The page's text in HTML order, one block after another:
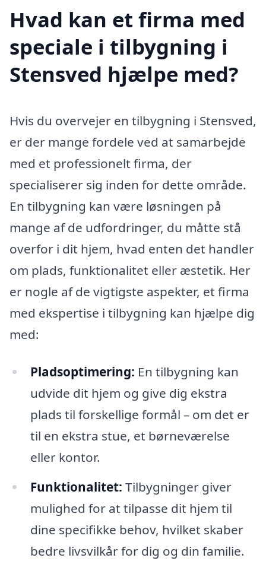
Hvad kan et firma med
speciale i tilbygning i
Stensved hjælpe med?
Hvis du overvejer en tilbygning i Stensved,
er der mange fordele ved at samarbejde
med et professionelt firma, der
specialiserer sig inden for dette område.
En tilbygning kan være løsningen på
mange af de udfordringer, du måtte stå
overfor i dit hjem, hvad enten det handler
om plads, funktionalitet eller æstetik. Her
er nogle af de vigtigste aspekter, et firma
med ekspertise i tilbygning kan hjælpe dig
med:
Pladsoptimering: En tilbygning kan
udvide dit hjem og give dig ekstra
plads til forskellige formål – om det er
til en ekstra stue, et børneværelse
eller kontor.
Funktionalitet: Tilbygninger giver
mulighed for at tilpasse dit hjem til
dine specifikke behov, hvilket skaber
bedre livsvilkår for dig og din familie.